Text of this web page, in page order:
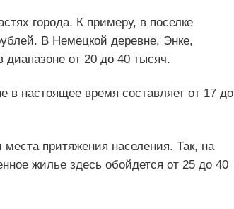
города. К примеру, в поселке
В Немецкой деревне, Энке,
от 20 до 40 тысяч.
настоящее время составляет от 17 до
притяжения населения. Так, на
жилье здесь обойдется от 25 до 40